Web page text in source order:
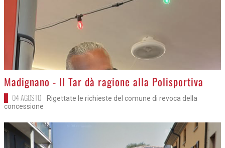
>Madignano - Il Tar dà ragione alla Polisportiva
04 AGOSTO
Rigettate le richieste del comune di revoca della
concessione